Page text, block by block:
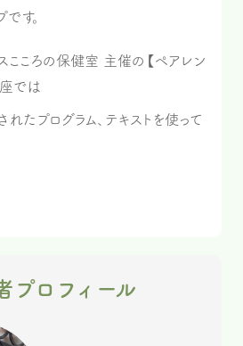
す。
こころの保健室 主催の【ペアレン
では
たプログラム、テキストを使って
プロフィール